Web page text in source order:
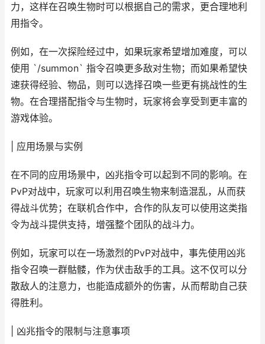
力，这样在召唤生物时可以根据自己的需求，更合理地利
用指令。
例如，在一次探险经过中，如果玩家希望增加难度，可以
使用 `/summon` 指令召唤更多敌对生物；而如果希望快
速获得经验、物品，则可以选择召唤一些更有挑战性的生
物。在合理搭配指令与生物时，玩家将会享受到更丰富的
游戏体验。
| 应用场景与实例
在不同的应用场景中，凶兆指令可以起到不同的影响。在
PvP对战中，玩家可以利用召唤生物来制造混乱，从而获
得战斗优势；在联机合作中，合作的队友可以使用这类指
令为战斗提供支持，增强整个团队的战斗力。
例如，玩家可以在一场激烈的PvP对战中，事先使用凶兆
指令召唤一群骷髅，作为伏击敌手的工具。这不仅可以分
散敌人的注意力，也能造成额外的伤害，从而帮助自己获
得胜利。
| 凶兆指令的限制与注意事项